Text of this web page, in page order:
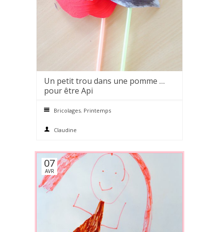
0 comments
Un petit trou dans une pomme …
pour être Api
Bricolages, Printemps
Claudine
07
AVR